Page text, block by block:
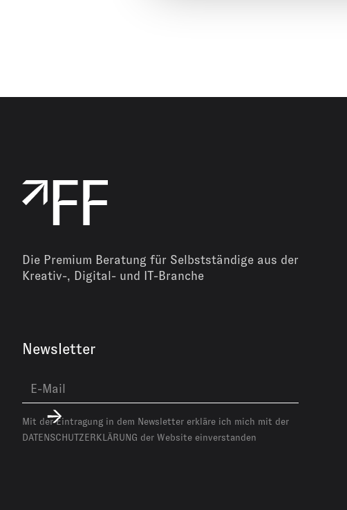
Die Premium Beratung für Selbstständige aus der
Kreativ-, Digital- und IT-Branche
Newsletter
Mit der Eintragung in dem Newsletter erkläre ich mich mit der
DATENSCHUTZERKLÄRUNG der Website einverstanden